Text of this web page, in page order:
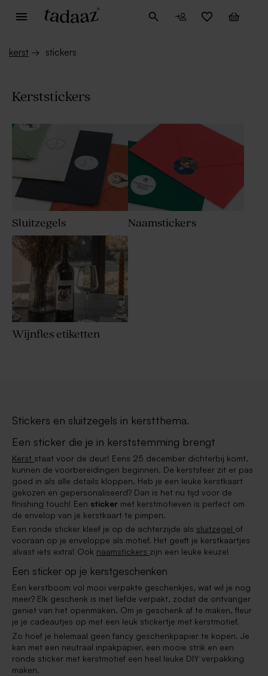
kerst → stickers
Kerststickers
Sluitzegels Naamstickers
Wijnfles etiketten
Stickers en sluitzegels in kerstthema.
Een sticker die je in kerststemming brengt
Kerst staat voor de deur! Eens 25 december dichterbij komt,
kunnen de voorbereidingen beginnen. De kerstsfeer zit er pas
goed in als alle details kloppen. Heb je een leuke kerstkaart
gekozen en gepersonaliseerd? Dan is het nu tijd voor de
finishing touch! Een sticker met kerstmotieven is perfect om
de envelop van je kerstkaart te pimpen.
Een ronde sticker kleef je op de achterzijde als sluitzegel of
vooraan op je enveloppe als motief. Het geeft je kerstkaartjes
alvast iets extra! Ook naamstickers zijn een leuke keuze!
Een sticker op je kerstgeschenken
Een kerstboom vol mooi verpakte geschenkjes, wat wil je nog
meer? Elk geschenk is met liefde verpakt, zodat de ontvanger
geniet van het openmaken. Om je geschenk af te maken, fleur
je je cadeautjes op met een leuk stickertje met kerstmotief.
Zo hoef je helemaal geen fancy geschenkpapier te kopen. Je
kan met een neutraal inpakpapier, een mooie strik en een
ronde sticker met kerstmotief een heel leuke DIY verpakking
maken.